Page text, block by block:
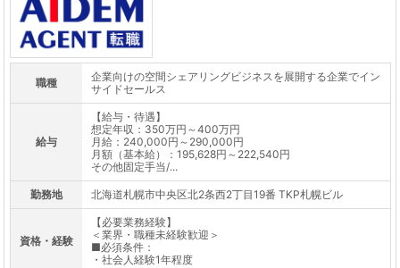
職種
企業向けの空間シェアリングビジネスを展開する企業でイン
サイドセールス
給与
【給与・待遇】
想定年収：350万円～400万円
月給：240,000円～290,000円
月額（基本給）：195,628円～222,540円
その他固定手当/...
勤務地 北海道札幌市中央区北2条西2丁目19番 TKP札幌ビル
資格・経験
【必要業務経験】
＜業界・職種未経験歓迎＞
■必須条件：
・社会人経験1年程度